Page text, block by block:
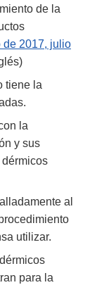
de la
de 2017, julio
tiene la
la
y sus
al
utilizar.
para la